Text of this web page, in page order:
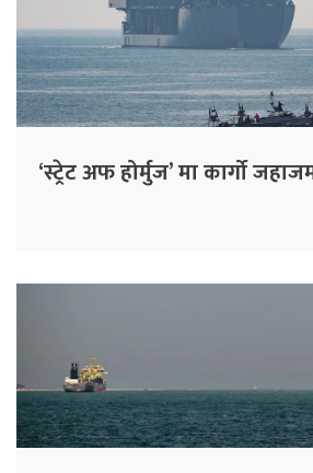
‘स्ट्रेट अफ होर्मुज’ मा कार्गो